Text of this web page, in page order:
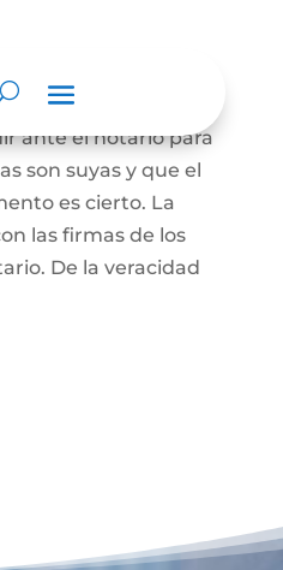
y contenido
un documento
ante el notario para
son suyas y que el
es cierto. La
las firmas de los
De la veracidad